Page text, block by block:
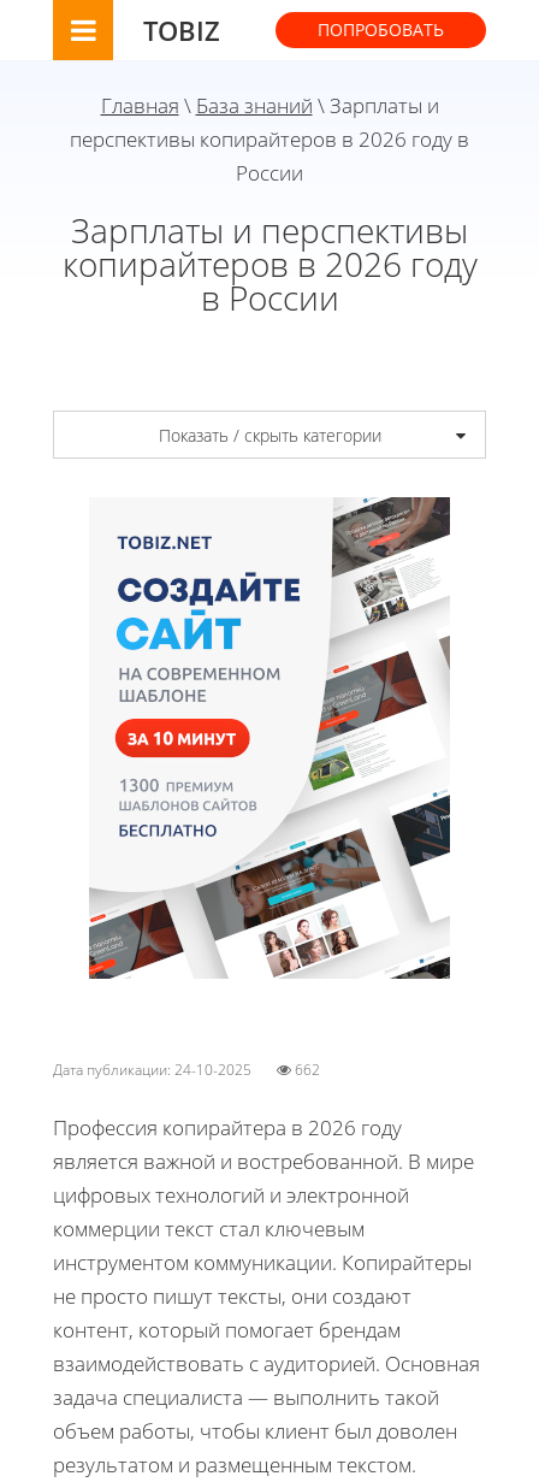
TOBIZ ПОПРОБОВАТЬ
Главная \ База знаний \ Зарплаты и
перспективы копирайтеров в 2026 году в
России
Зарплаты и перспективы
копирайтеров в 2026 году
в России
Показать / скрыть категории
Дата публикации: 24-10-2025 662
Профессия копирайтера в 2026 году
является важной и востребованной. В мире
цифровых технологий и электронной
коммерции текст стал ключевым
инструментом коммуникации. Копирайтеры
не просто пишут тексты, они создают
контент, который помогает брендам
взаимодействовать с аудиторией. Основная
задача специалиста — выполнить такой
объем работы, чтобы клиент был доволен
результатом и размещенным текстом.